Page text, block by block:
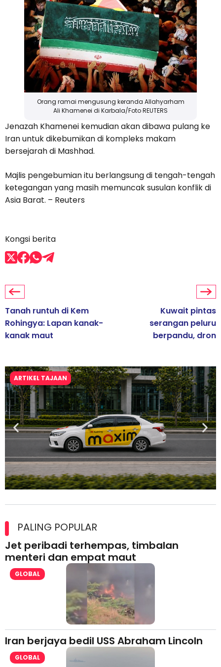
Orang ramai mengusung keranda Allahyarham
Ali Khamenei di Karbala/Foto REUTERS
Jenazah Khamenei kemudian akan dibawa pulang ke
Iran untuk dikebumikan di kompleks makam
bersejarah di Mashhad.
Majlis pengebumian itu berlangsung di tengah-tengah
ketegangan yang masih memuncak susulan konflik di
Asia Barat. – Reuters
Kongsi berita
Tanah runtuh di Kem
Rohingya: Lapan kanak-
kanak maut
Kuwait pintas
serangan peluru
berpandu, dron
ARTIKEL TAJAAN
lesen separuh pertama 2026
PALING POPULAR
Jet peribadi terhempas, timbalan
menteri dan empat maut
GLOBAL
Iran berjaya bedil USS Abraham Lincoln
GLOBAL